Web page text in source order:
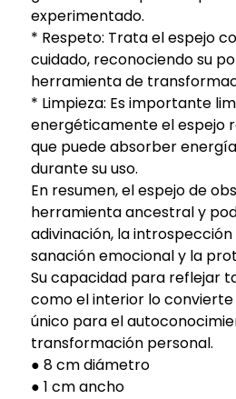
experimentado.
* Respeto: Trata el espejo
cuidado, reconociendo su
herramienta de
* Limpieza: Es importante
energéticamente el espejo
que puede absorber
durante su uso.
En resumen, el espejo de
herramienta ancestral y
adivinación, la
sanación emocional y la
Su capacidad para reflejar
como el interior lo
único para el
transformación personal.
● 8 cm diámetro
● 1 cm ancho